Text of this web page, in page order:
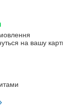
на вашу